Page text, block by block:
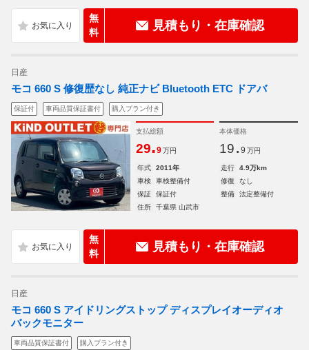
無
料
見積もり・在庫確認
日産
モコ 660 S 修復歴なし 純正ナビ Bluetooth ETC ドアバ
保証付 車両品質保証書付 購入プラン付き
支払総額
29.9 万円
本体価格
19. 9 万円
年式 2011年 走行
4.9万km
車検
車検整備付 修復
なし
保証
保証付 整備
法定整備付
住所
千葉県 山武市
無
料
見積もり・在庫確認
日産
モコ 660 S アイドリングストップ ディスプレイオーディオ
バックモニター
車両品質保証書付 購入プラン付き